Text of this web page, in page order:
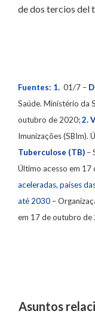
de dos tercios del
Fuentes: 1. 01/7 –
Saúde. Ministério da
outubro de 2020;2.
Imunizações (SBIm).
Tuberculose (TB) –
Último acesso em
aceleradas, países
até 2030 –
em 17 de outubro de
Asuntos